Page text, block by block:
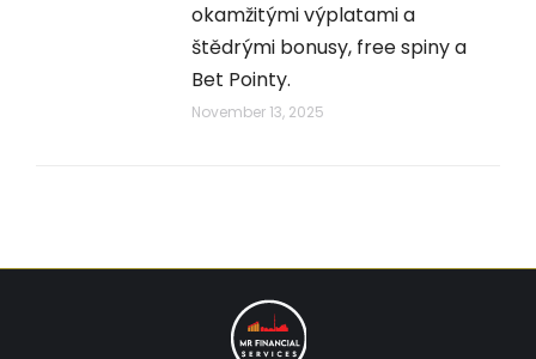
okamžitými výplatami a
štědrými bonusy, free spiny a
Bet Pointy.
November 13, 2025